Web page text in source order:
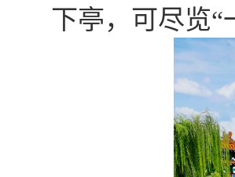
下亭，可尽览“